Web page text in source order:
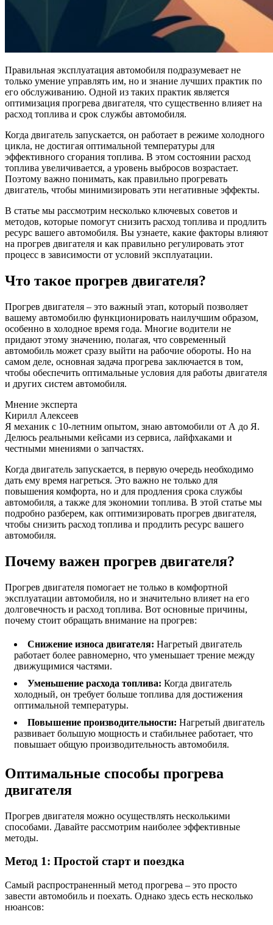
Правильная эксплуатация автомобиля подразумевает не
только умение управлять им, но и знание лучших практик по
его обслуживанию. Одной из таких практик является
оптимизация прогрева двигателя, что существенно влияет на
расход топлива и срок службы автомобиля.
Когда двигатель запускается, он работает в режиме холодного
цикла, не достигая оптимальной температуры для
эффективного сгорания топлива. В этом состоянии расход
топлива увеличивается, а уровень выбросов возрастает.
Поэтому важно понимать, как правильно прогревать
двигатель, чтобы минимизировать эти негативные эффекты.
В статье мы рассмотрим несколько ключевых советов и
методов, которые помогут снизить расход топлива и продлить
ресурс вашего автомобиля. Вы узнаете, какие факторы влияют
на прогрев двигателя и как правильно регулировать этот
процесс в зависимости от условий эксплуатации.
Что такое прогрев двигателя?
Прогрев двигателя – это важный этап, который позволяет
вашему автомобилю функционировать наилучшим образом,
особенно в холодное время года. Многие водители не
придают этому значению, полагая, что современный
автомобиль может сразу выйти на рабочие обороты. Но на
самом деле, основная задача прогрева заключается в том,
чтобы обеспечить оптимальные условия для работы двигателя
и других систем автомобиля.
Мнение эксперта
Кирилл Алексеев
Я механик с 10-летним опытом, знаю автомобили от А до Я.
Делюсь реальными кейсами из сервиса, лайфхаками и
честными мнениями о запчастях.
Когда двигатель запускается, в первую очередь необходимо
дать ему время нагреться. Это важно не только для
повышения комфорта, но и для продления срока службы
автомобиля, а также для экономии топлива. В этой статье мы
подробно разберем, как оптимизировать прогрев двигателя,
чтобы снизить расход топлива и продлить ресурс вашего
автомобиля.
Почему важен прогрев двигателя?
Прогрев двигателя помогает не только в комфортной
эксплуатации автомобиля, но и значительно влияет на его
долговечность и расход топлива. Вот основные причины,
почему стоит обращать внимание на прогрев:
Снижение износа двигателя: Нагретый двигатель
работает более равномерно, что уменьшает трение между
движущимися частями.
Уменьшение расхода топлива: Когда двигатель
холодный, он требует больше топлива для достижения
оптимальной температуры.
Повышение производительности: Нагретый двигатель
развивает большую мощность и стабильнее работает, что
повышает общую производительность автомобиля.
Оптимальные способы прогрева
двигателя
Прогрев двигателя можно осуществлять несколькими
способами. Давайте рассмотрим наиболее эффективные
методы.
Метод 1: Простой старт и поездка
Самый распространенный метод прогрева – это просто
завести автомобиль и поехать. Однако здесь есть несколько
нюансов: